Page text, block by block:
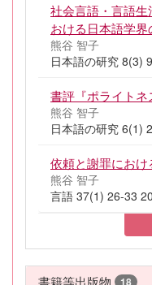
社会言語・言語
おける日本語学界
熊谷 智子
日本語の研究 8(3)
書評『ポライトネ
熊谷 智子
日本語の研究 6(1)
依頼と謝罪にお
熊谷 智子
言語 37(1) 26-33
書籍等出版物 18